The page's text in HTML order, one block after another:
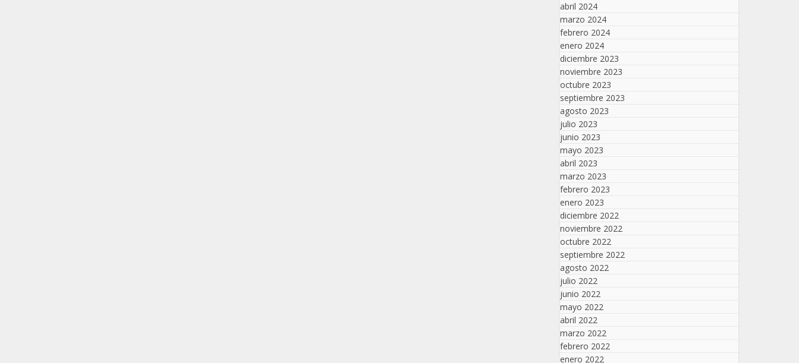
abril 2024
marzo 2024
febrero 2024
enero 2024
diciembre 2023
noviembre 2023
octubre 2023
septiembre 2023
agosto 2023
julio 2023
junio 2023
mayo 2023
abril 2023
marzo 2023
febrero 2023
enero 2023
diciembre 2022
noviembre 2022
octubre 2022
septiembre 2022
agosto 2022
julio 2022
junio 2022
mayo 2022
abril 2022
marzo 2022
febrero 2022
enero 2022